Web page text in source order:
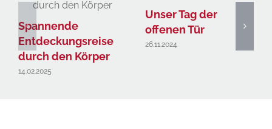
Spannende
Entdeckungsreise
durch den Körper
14.02.2025
Unser Tag der
offenen Tür
26.11.2024